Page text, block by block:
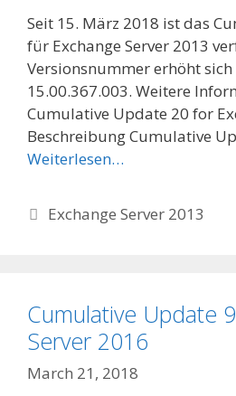
Seit 15. März 2018 ist das
für Exchange Server 2013
Versionsnummer erhöht
15.00.367.003. Weitere
Cumulative Update 20 for
Beschreibung Cumulative
Weiterlesen…
Categories
Exchange Server 2013
Cumulative Update
Server 2016
March 21, 2018